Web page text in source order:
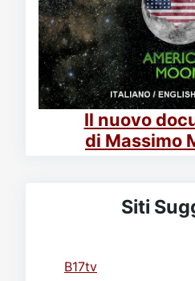
Il nuovo
di Massimo
Siti
B17tv